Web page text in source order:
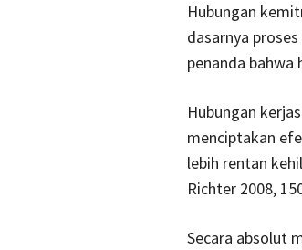
Hubungan
dasarnya
penanda bahwa
Hubungan
menciptakan
lebih rentan
Richter 2008,
Secara absolut